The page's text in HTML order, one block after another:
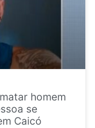
homem
se
Caicó